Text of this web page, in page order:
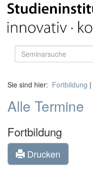
Sie sind hier: Fortbildung |
Alle Termine
Fortbildung
Drucken